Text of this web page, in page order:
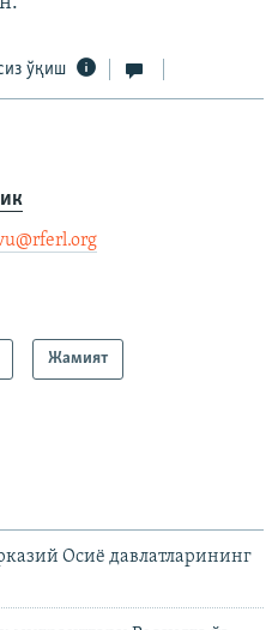
ўқиш
Жамият
Осиё давлатларининг